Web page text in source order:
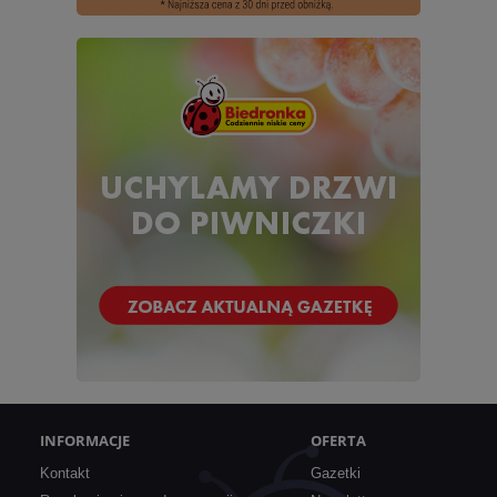
INFORMACJE
Kontakt
OFERTA
Gazetki